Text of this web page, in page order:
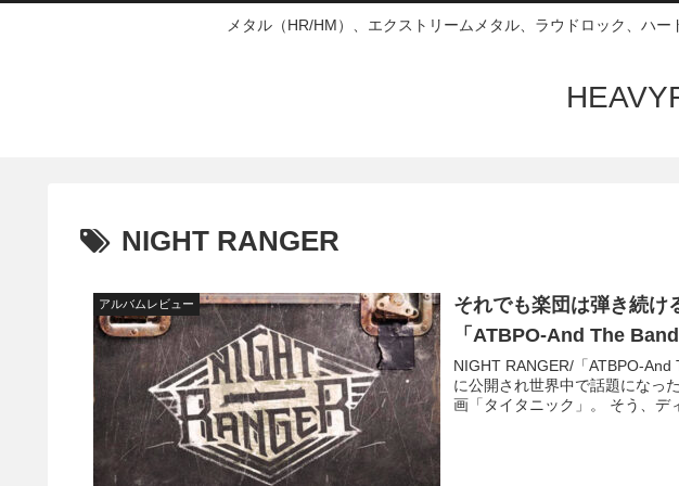
メタル（HR/HM）、エクストリームメタル、ラウドロック、ハ
NIGHT RANGER
アルバムレビュー
それでも楽団は弾き続け
「ATBPO-And The
NIGHT RANGER/「ATBPO-
に公開され世界中で話題になっ
画「タイタニック」。 そう、デ